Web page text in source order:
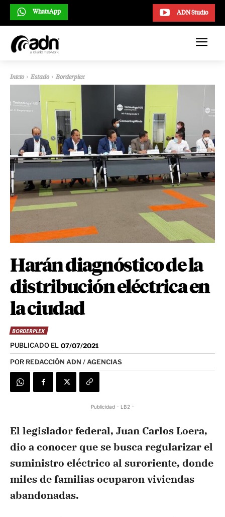
ADN Studio
WhatsApp
Inicio Estado Borderplex
Harán diagnóstico de la
distribución eléctrica en
la ciudad
BORDERPLEX
PUBLICADO EL 07/07/2021
POR REDACCIÓN ADN / AGENCIAS
Publicidad - LB2 -
El legislador federal, Juan Carlos Loera,
dio a conocer que se busca regularizar el
suministro eléctrico al suroriente, donde
miles de familias ocuparon viviendas
abandonadas.